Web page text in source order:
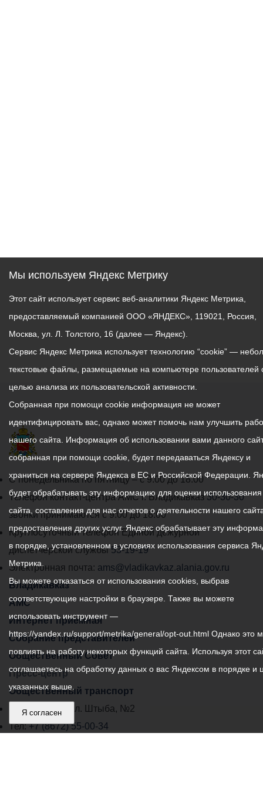
республику, развитии
гастрономических
маршрутах, знакомящих
гостей с национальной
График
работы
администрации
местного
самоуправления
города
Владикавказ:
С понедельника по пятницу – с 9.00 до 18.00
Телефон контакт-центра АМС г. Владикавказ30-30-30
звонки принимаются с 9:00 до 18:00
Круглосуточный телефон Единой дежурной
диспетчерской службы53-19-19
Электронная почта: ams@vladikavkaz.alania.gov.ru
Владикавказ
АМС
Интернет приемная
Собрание представителей
Общественный Совет
Пресс-центр
Общественный транспорт
Владикавказ, пл. Штыба, №2
Тел:+7 (8672) 55-00-34
Мы используем Яндекс Метрику
Этот сайт использует сервис веб-аналитики Яндекс Метрика,
предоставляемый компанией ООО «ЯНДЕКС», 119021, Россия,
Москва, ул. Л. Толстого, 16 (далее — Яндекс).
Сервис Яндекс Метрика использует технологию “cookie” —
текстовые файлы, размещаемые на компьютере пользователей
целью анализа их пользовательской активности.
Собранная при помощи cookie информация не может
идентифицировать вас, однако может помочь нам улучшить
нашего сайта. Информация об использовании вами данного
собранная при помощи cookie, будет передаваться Яндексу и
храниться на сервере Яндекса в ЕС и Российской Федерации.
будет обрабатывать эту информацию для оценки
сайта, составления для нас отчетов о деятельности нашего
предоставления других услуг. Яндекс обрабатывает эту
в порядке, установленном в условиях использования сервиса
Метрика.
Вы можете отказаться от использования cookies, выбрав
соответствующие настройки в браузере. Также вы можете
использовать инструмент —
https://yandex.ru/support/metrika/general/opt-out.html Однако это
повлиять на работу некоторых функций сайта. Используя этот
соглашаетесь на обработку данных о вас Яндексом в порядке и
указанных выше.
Я согласен